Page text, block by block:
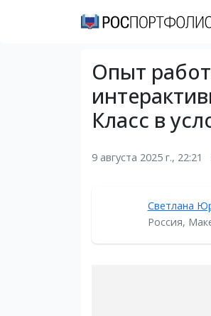
Опыт
Класс в
9 августа 2025 г., 22:21
Светлана
Россия,